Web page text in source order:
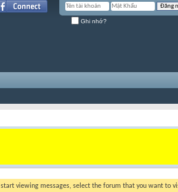
Ghi nhớ?
viewing messages, select the forum that you want to